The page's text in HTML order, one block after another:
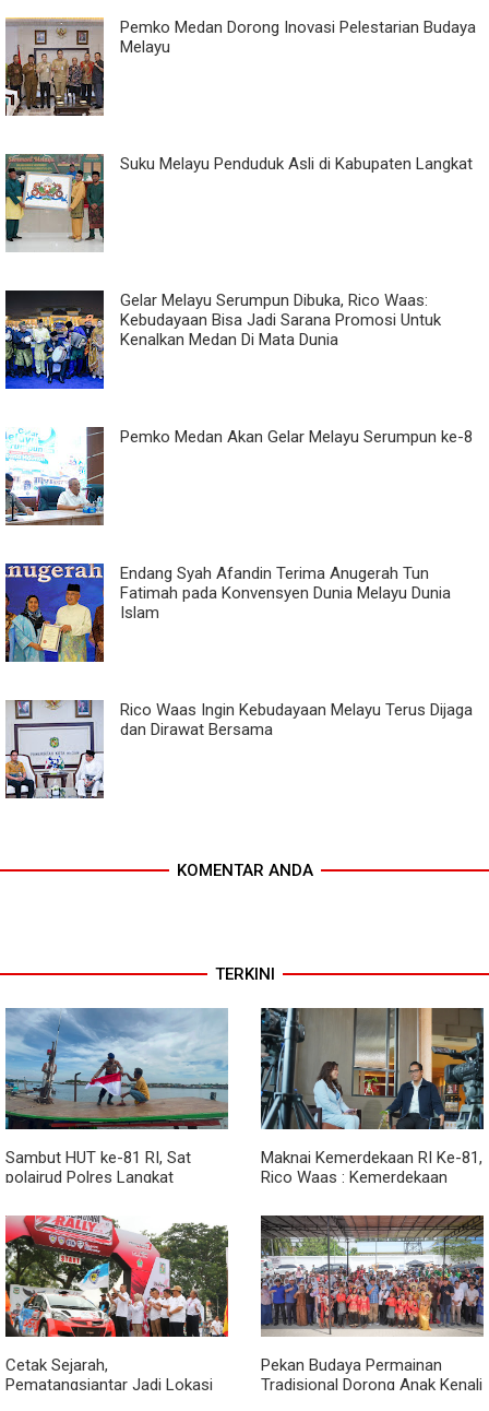
Pemko Medan Dorong Inovasi Pelestarian Budaya
Melayu
Suku Melayu Penduduk Asli di Kabupaten Langkat
Gelar Melayu Serumpun Dibuka, Rico Waas:
Kebudayaan Bisa Jadi Sarana Promosi Untuk
Kenalkan Medan Di Mata Dunia
Pemko Medan Akan Gelar Melayu Serumpun ke-8
Endang Syah Afandin Terima Anugerah Tun
Fatimah pada Konvensyen Dunia Melayu Dunia
Islam
Rico Waas Ingin Kebudayaan Melayu Terus Dijaga
dan Dirawat Bersama
KOMENTAR ANDA
TERKINI
Sambut HUT ke-81 RI, Sat
polairud Polres Langkat
kepada Nelayan
Maknai Kemerdekaan RI Ke-81,
Rico Waas : Kemerdekaan
Lewat Peningkatan Pelayanan
Primer
Cetak Sejarah,
Pematangsiantar Jadi Lokasi
Pekan Budaya Permainan
Tradisional Dorong Anak Kenali